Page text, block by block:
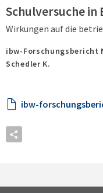
Schulversuche in
Wirkungen auf die
ibw-Forschungsbericht
Schedler K.
ibw-